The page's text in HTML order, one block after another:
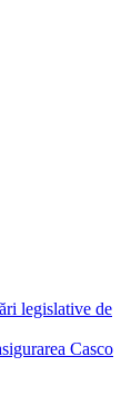
legislative de
Casco